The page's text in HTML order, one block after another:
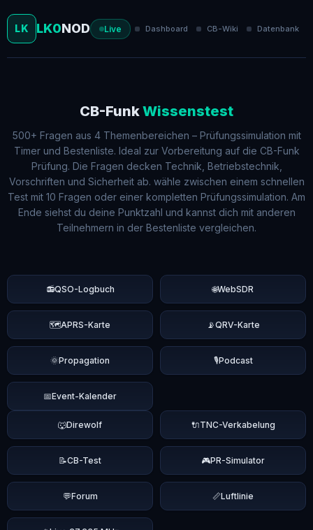
LK LK0NOD Live Dashboard CB-Wiki Datenbank
CB-FunkWissenstest
500+ Fragen aus 4 Themenbereichen – Prüfungssimulation mit
Timer und Bestenliste. Ideal zur Vorbereitung auf die CB-Funk
Prüfung. Die Fragen decken Technik, Betriebstechnik,
Vorschriften und Sicherheit ab. wähle zwischen einem schnellen
Test mit 10 Fragen oder einer kompletten Prüfungssimulation. Am
Ende siehst du deine Punktzahl und kannst dich mit anderen
Teilnehmern in der Bestenliste vergleichen.
📻QSO-Logbuch 🌐WebSDR
🗺️APRS-Karte 📡QRV-Karte
🌞Propagation 🎙️Podcast
📅Event-Kalender
🐺Direwolf 🔌TNC-Verkabelung
📝CB-Test 🎮PR-Simulator
💬Forum 📏Luftlinie